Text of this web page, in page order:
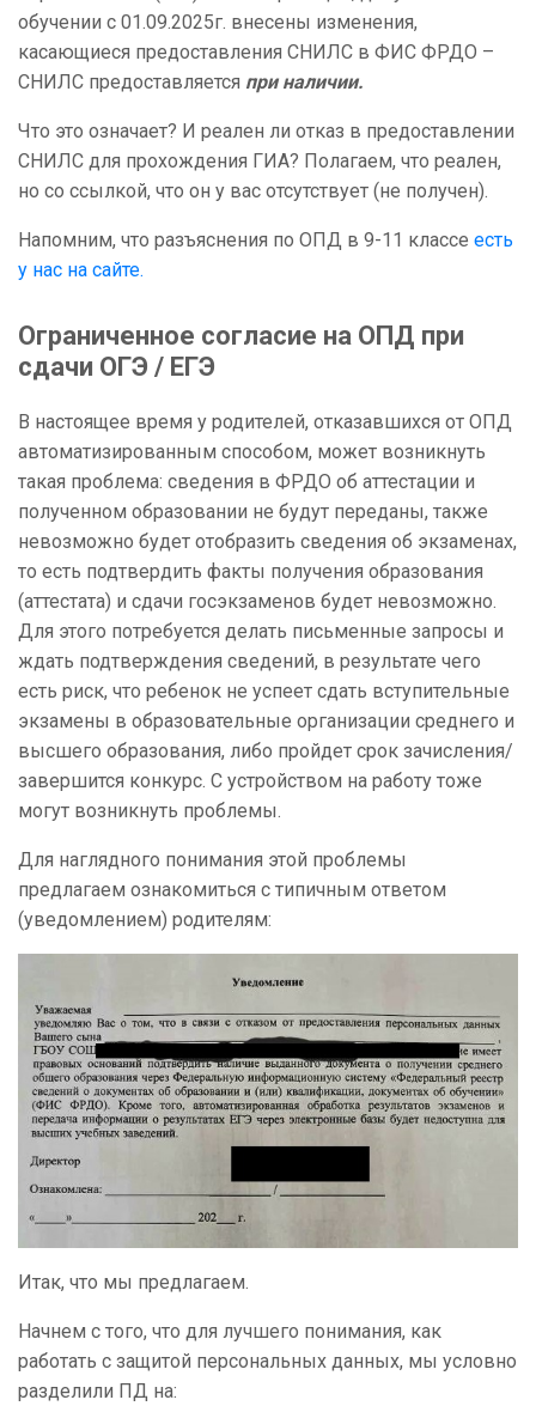
обучении с 01.09.2025г. внесены изменения,
касающиеся предоставления СНИЛС в ФИС ФРДО –
СНИЛС предоставляется при наличии.
Что это означает? И реален ли отказ в предоставлении
СНИЛС для прохождения ГИА? Полагаем, что реален,
но со ссылкой, что он у вас отсутствует (не получен).
Напомним, что разъяснения по ОПД в 9-11 классе есть
у нас на сайте.
Ограниченное согласие на ОПД при
сдачи ОГЭ / ЕГЭ
В настоящее время у родителей, отказавшихся от ОПД
автоматизированным способом, может возникнуть
такая проблема: сведения в ФРДО об аттестации и
полученном образовании не будут переданы, также
невозможно будет отобразить сведения об экзаменах,
то есть подтвердить факты получения образования
(аттестата) и сдачи госэкзаменов будет невозможно.
Для этого потребуется делать письменные запросы и
ждать подтверждения сведений, в результате чего
есть риск, что ребенок не успеет сдать вступительные
экзамены в образовательные организации среднего и
высшего образования, либо пройдет срок зачисления/
завершится конкурс. С устройством на работу тоже
могут возникнуть проблемы.
Для наглядного понимания этой проблемы
предлагаем ознакомиться с типичным ответом
(уведомлением) родителям:
Итак, что мы предлагаем.
Начнем с того, что для лучшего понимания, как
работать с защитой персональных данных, мы условно
разделили ПД на: